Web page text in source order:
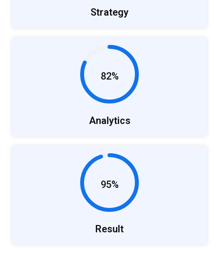
Strategy
82%
Analytics
95%
Result